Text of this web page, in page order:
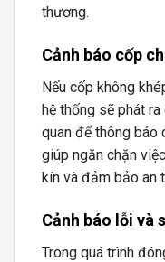
thương.
Cảnh báo cốp
Nếu cốp không
hệ thống sẽ phát
quan để thông báo
giúp ngăn chặn
kín và đảm bảo an
Cảnh báo lỗi và
Trong quá trình